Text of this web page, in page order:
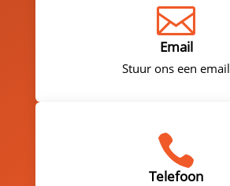

Email
Stuur ons een email

Telefoon